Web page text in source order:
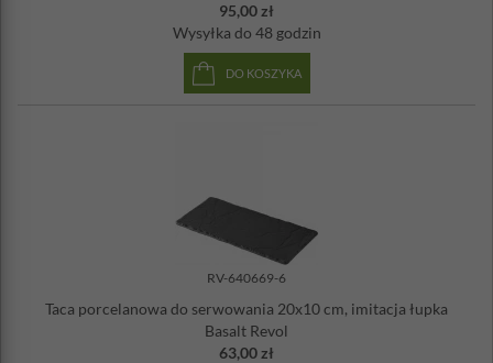
95,00 zł
Wysyłka do 48 godzin
DO KOSZYKA
RV-640669-6
Taca porcelanowa do serwowania 20x10 cm, imitacja łupka
Basalt Revol
63,00 zł